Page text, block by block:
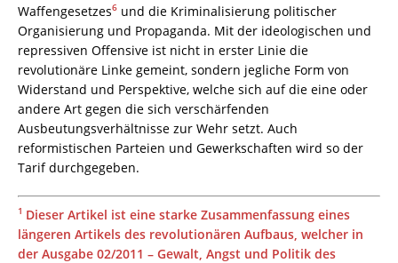
Waffengesetzes6 und die Kriminalisierung politischer
Organisierung und Propaganda. Mit der ideologischen und
repressiven Offensive ist nicht in erster Linie die
revolutionäre Linke gemeint, sondern jegliche Form von
Widerstand und Perspektive, welche sich auf die eine oder
andere Art gegen die sich verschärfenden
Ausbeutungsverhältnisse zur Wehr setzt. Auch
reformistischen Parteien und Gewerkschaften wird so der
Tarif durchgegeben.
1 Dieser Artikel ist eine starke Zusammenfassung eines
längeren Artikels des revolutionären Aufbaus, welcher in
der Ausgabe 02/2011 – Gewalt, Angst und Politik des